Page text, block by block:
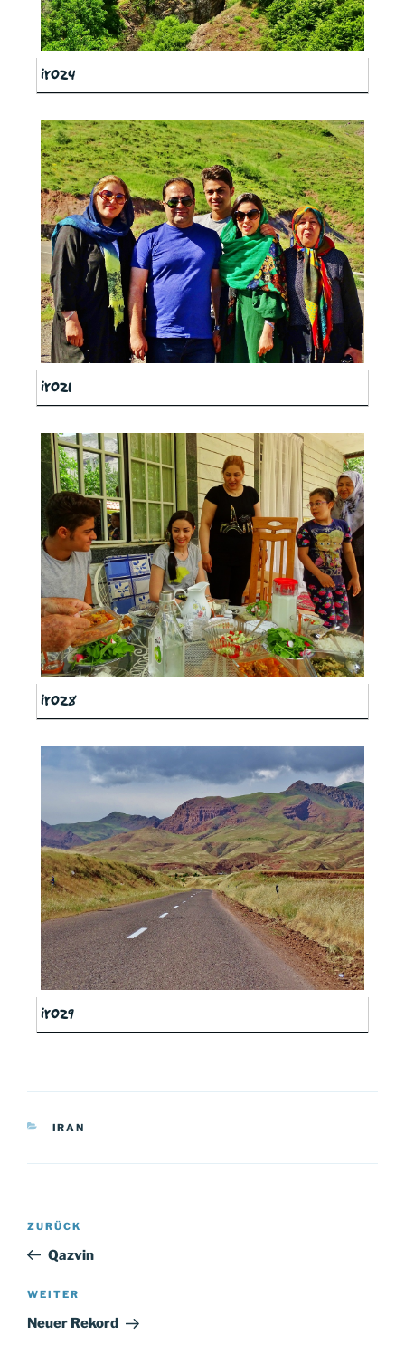
ir024
ir021
ir028
ir029
KATEGORIEN
IRAN
Beitragsnavigation
Vorheriger
Beitrag
ZURÜCK
Qazvin
Nächster
Beitrag
WEITER
Neuer Rekord